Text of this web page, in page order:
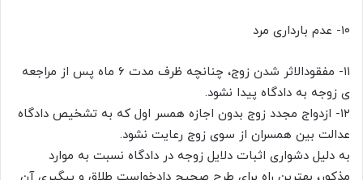
۱۰- عدم بارداری مرد
۱۱- مفقودالاثر شدن زوج، چنانچه ظرف مدت ۶ ماه پس از مراجعه‌
ی زوجه به دادگاه پیدا نشود.
۱۲- ازدواج مجدد زوج بدون اجازه همسر اول که به تشخیص دادگاه
عدالت بین همسران از سوی زوج رعایت نشود.
به دلیل دشواری اثبات دلایل زوجه در دادگاه نسبت به موارد